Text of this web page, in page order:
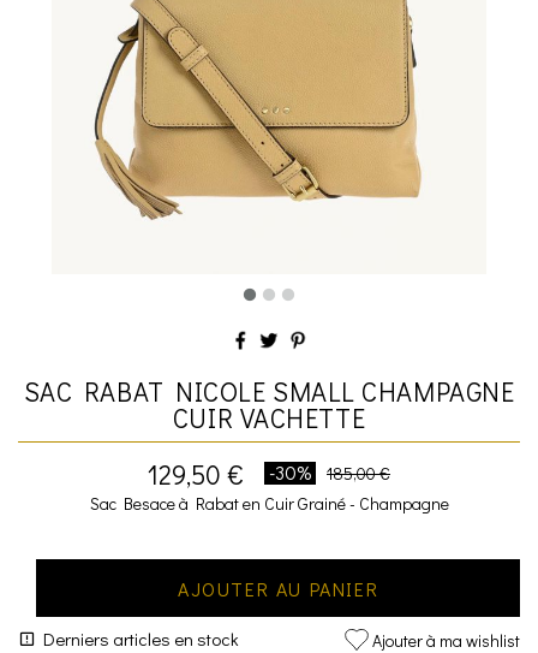
SAC RABAT NICOLE SMALL CHAMPAGNE
CUIR VACHETTE
129,50 €
-30%
185,00 €
Sac Besace à Rabat en Cuir Grainé - Champagne
AJOUTER AU PANIER
Derniers articles en stock Ajouter à ma wishlist